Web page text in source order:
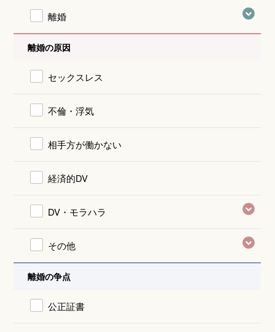
離婚
離婚の原因
セックスレス
不倫・浮気
相手方が働かない
経済的DV
DV・モラハラ
その他
離婚の争点
公正証書